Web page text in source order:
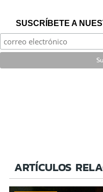
SUSCRÍBETE A
ARTÍCULOS